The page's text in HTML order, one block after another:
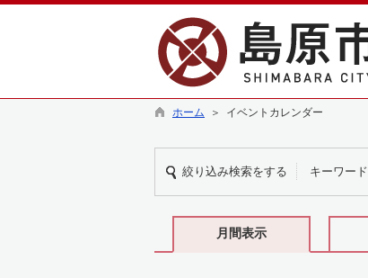
ホーム ＞ イベントカレンダー
絞り込み検索をする キーワード
月間表示